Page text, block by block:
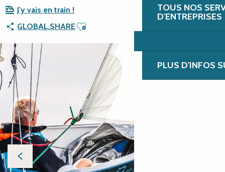
TOUS NOS
D'ENTREPRISES
PLUS D'INFOS
J'y vais en train !
GLOBAL.SHARE Ajouter aux favoris